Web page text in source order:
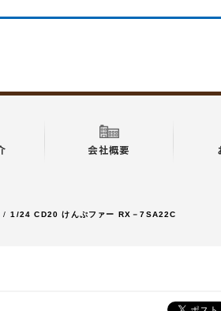
1/24 CD20 けんぷファー RX－7SA22C